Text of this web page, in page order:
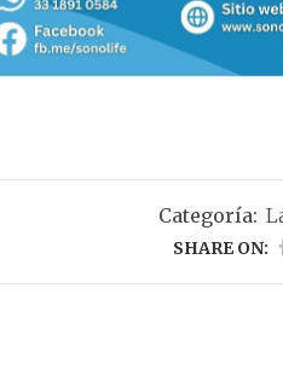
Categoría:
SHARE ON: